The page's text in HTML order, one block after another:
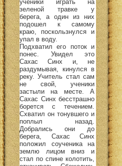
ученики играть на
зеленой травке у
берега, а один из них
подошел к самому
краю, поскользнулся и
упал в воду.
Подхватил его поток и
понес. Увидел это
Сахас Синх и, не
раздумывая, кинулся в
реку. Учитель стал сам
не свой, ученики
застыли на месте. А
Сахас Синх бесстрашно
борется с течением.
Схватил он тонувшего и
поплыл назад.
Добрались они до
берега, Сахас Синх
положил соученика на
землю лицом вниз и
стал по спине колотить,